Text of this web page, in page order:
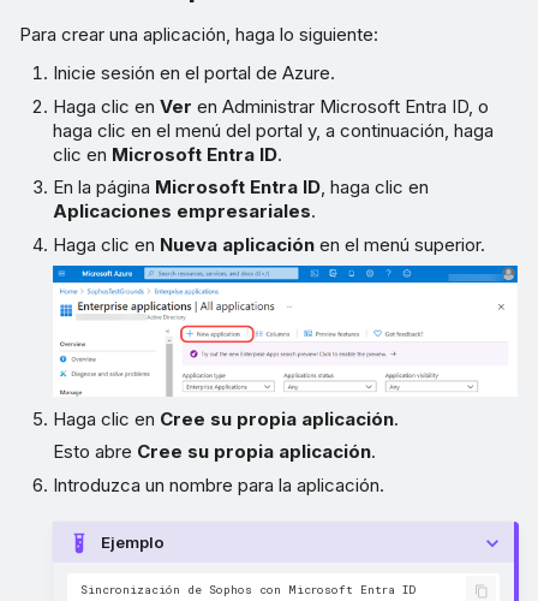
Para crear una aplicación, haga lo siguiente:
Inicie sesión en el portal de Azure.
Haga clic enVer en Administrar Microsoft Entra ID, o
haga clic en el menú del portal y, a continuación, haga
clic en Microsoft Entra ID.
En la página Microsoft Entra ID, haga clic en
Aplicaciones empresariales.
Haga clic en Nueva aplicación en el menú superior.
Haga clic en Cree su propia aplicación.
Esto abre Cree su propia aplicación.
Introduzca un nombre para la aplicación.
Ejemplo